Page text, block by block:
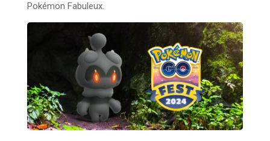
Pokémon Fabuleux.